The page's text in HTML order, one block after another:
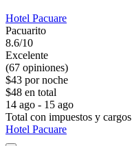
Hotel Pacuare
Pacuarito
8.6/10
Excelente
(67 opiniones)
$43 por noche
$48 en total
14 ago - 15 ago
Total con impuestos y cargos
Hotel Pacuare